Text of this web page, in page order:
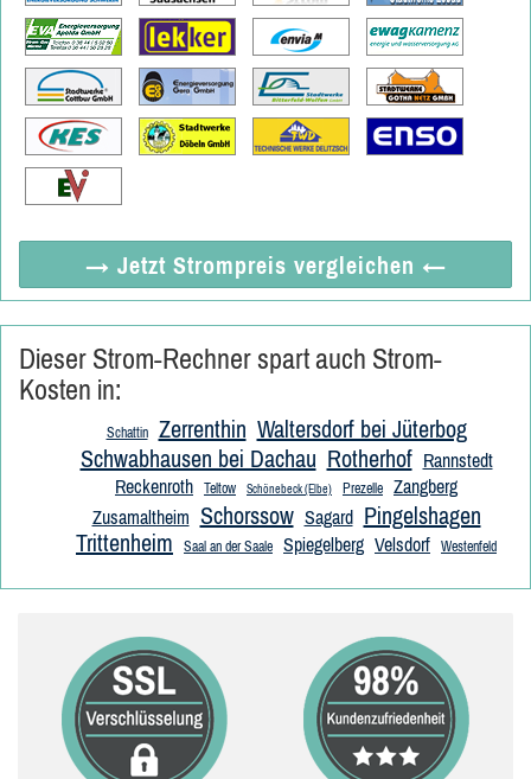
→ Jetzt Strompreis vergleichen ←
Dieser Strom-Rechner spart auch Strom-
Kosten in:
Schattin Zerrenthin Waltersdorf bei Jüterbog
Schwabhausen bei Dachau Rotherhof Rannstedt
Reckenroth
Teltow Schönebeck (Elbe) Prezelle
Zangberg
Zusamaltheim Schorssow Sagard Pingelshagen
Trittenheim
Saal an der Saale Spiegelberg Velsdorf Westenfeld